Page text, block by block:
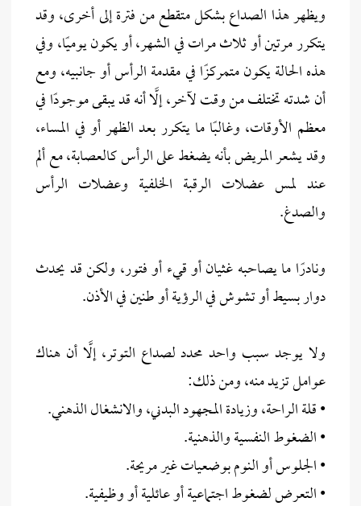
ويظهر هذا الصداع بشكل متقطع من فترة إلى أخرى، وقد
يتكرر مرتين أو ثلاث مرات في الشهر، أو يكون يوميًا، وفي
هذه الحالة يكون متمركزًا في مقدمة الرأس أو جانبيه، ومع
أن شدته تختلف من وقت لآخر، إلَّا أنه قد يبقى موجودًا في
معظم الأوقات، وغالبًا ما يتكرر بعد الظهر أو في المساء،
وقد يشعر المريض بأنه يضغط على الرأس كالعصابة، مع ألم
عند لمس عضلات الرقبة الخلفية وعضلات الرأس
والصدغ.
ونادرًا ما يصاحبه غثيان أو قيء أو فتور، ولكن قد يحدث
دوار بسيط أو تشوش في الرؤية أو طنين في الأذن.
ولا يوجد سبب واحد محدد لصداع التوتر، إلَّا أن هناك
عوامل تزيد منه، ومن ذلك:
• قلة الراحة، وزيادة المجهود البدني، والانشغال الذهني.
• الضغوط النفسية والذهنية.
• الجلوس أو النوم بوضعيات غير مريحة.
• التعرض لضغوط اجتماعية أو عائلية أو وظيفية.